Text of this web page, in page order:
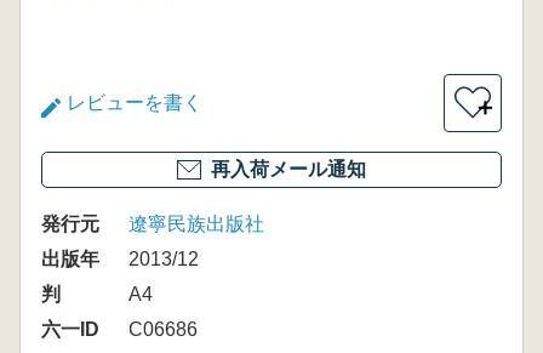
レビューを書く ＋
再入荷メール通知
発行元
遼寧民族出版社
出版年
2013/12
判
A4
六一ID
C06686